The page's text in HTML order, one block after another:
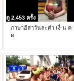
ดู 2,453 ครั้ง
ภาษาอีสาวันละคำ เงี่-น ค
ด